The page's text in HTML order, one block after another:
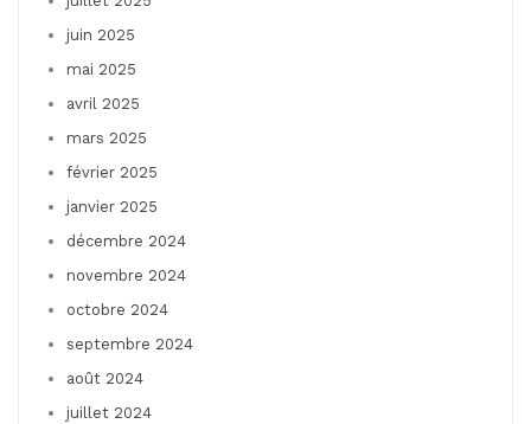
juin 2025
mai 2025
avril 2025
mars 2025
février 2025
janvier 2025
décembre 2024
novembre 2024
octobre 2024
septembre 2024
août 2024
juillet 2024